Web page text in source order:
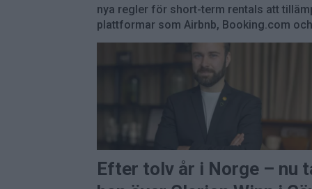
nya regler för short-term rentals att
plattformar som Airbnb, Booking.com
Efter tolv år i Norge – nu